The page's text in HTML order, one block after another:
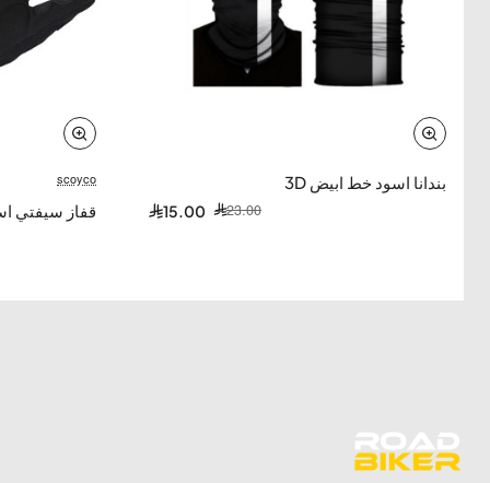
-35%
بندانا اسود خط ابيض 3D
15.00 23.00
scoyco
قفاز سيفتي